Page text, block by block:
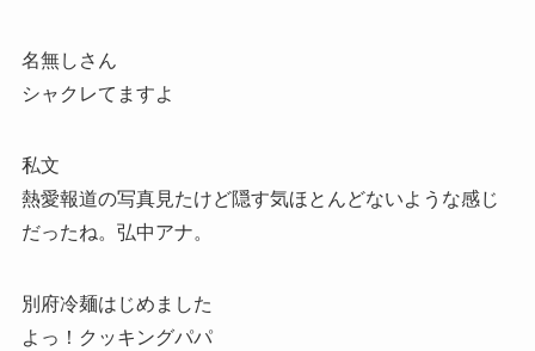
名無しさん
シャクレてますよ
私文
熱愛報道の写真見たけど隠す気ほとんどないような感じ
だったね。弘中アナ。
別府冷麺はじめました
よっ！クッキングパパ